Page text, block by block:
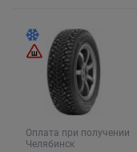
Оплата при получении
Челябинск